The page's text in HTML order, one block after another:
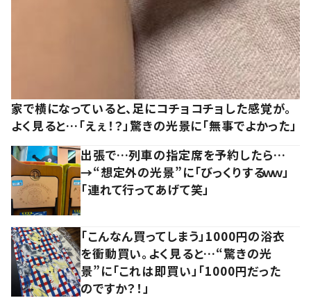
家で横になっていると、足にコチョコチョした感覚が。
よく見ると…「えぇ！？」驚きの光景に「無事でよかった」
出張で…列車の指定席を予約したら…
→“想定外の光景”に「びっくりするｗｗ」
「連れて行ってあげて笑」
「こんなん買ってしまう」1000円の浴衣
を衝動買い。よく見ると…“驚きの光
景”に「これは即買い」「1000円だった
のですか？！」